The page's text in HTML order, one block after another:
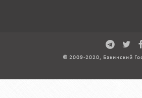
© 2009-2020, Бакинский